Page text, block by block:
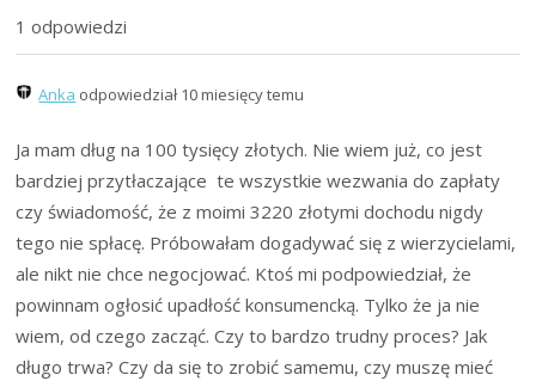
1 odpowiedzi
Anka odpowiedział 10 miesięcy temu
Ja mam dług na 100 tysięcy złotych. Nie wiem już, co jest
bardziej przytłaczające te wszystkie wezwania do zapłaty
czy świadomość, że z moimi 3220 złotymi dochodu nigdy
tego nie spłacę. Próbowałam dogadywać się z wierzycielami,
ale nikt nie chce negocjować. Ktoś mi podpowiedział, że
powinnam ogłosić upadłość konsumencką. Tylko że ja nie
wiem, od czego zacząć. Czy to bardzo trudny proces? Jak
długo trwa? Czy da się to zrobić samemu, czy muszę mieć